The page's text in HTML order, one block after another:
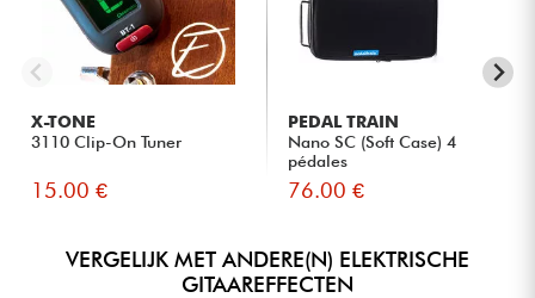
X-TONE
3110 Clip-On Tuner
15.00 €
PEDAL TRAIN
Nano SC (Soft Case) 4
pédales
76.00 €
VERGELIJK MET ANDERE(N) ELEKTRISCHE
GITAAREFFECTEN